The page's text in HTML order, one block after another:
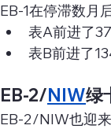
EB-1在停滞数月
表A前进了
表B前进了
EB-2/NIW绿
EB-2/NIW也迎